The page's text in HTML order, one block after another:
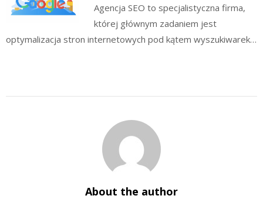
Agencja SEO to specjalistyczna firma,
której głównym zadaniem jest
optymalizacja stron internetowych pod kątem wyszukiwarek…
About the author